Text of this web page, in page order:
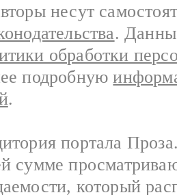
несут
.
обработки
подробную
.
портала
сумме
который